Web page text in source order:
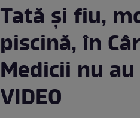
Tată și fiu,
piscină, în
Medicii nu
VIDEO